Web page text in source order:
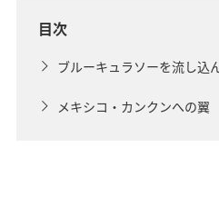
目次
ブルーキュラソーを流し込
メキシコ・カンクンへの翼